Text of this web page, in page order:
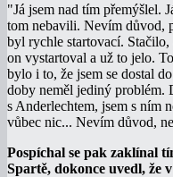
"Já jsem nad tím přemýšlel.
tom nebavili. Nevím důvod,
byl rychle startovací.
on vystartoval a už to jelo.
bylo i to, že jsem se dostal
doby neměl jediný problém.
s Anderlechtem, jsem s ním
vůbec nic... Nevím důvod,
Pospíchal se pak zaklínal
Spartě, dokonce uvedl, že